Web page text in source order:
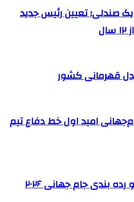
صندلی؛ تعیین رئیس جدید
قهرمانی کشور
امید اول خط دفاع تیم
بندی جام جهانی ۲۰۲۶